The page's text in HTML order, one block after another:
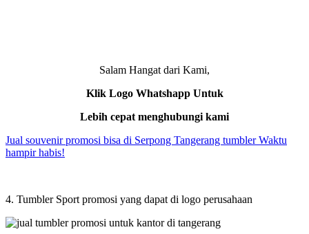
Salam Hangat dari Kami,
Klik Logo Whatshapp Untuk
Lebih cepat menghubungi kami
Jual souvenir promosi bisa di Serpong Tangerang tumbler Waktu
hampir habis!
4. Tumbler Sport promosi yang dapat di logo perusahaan